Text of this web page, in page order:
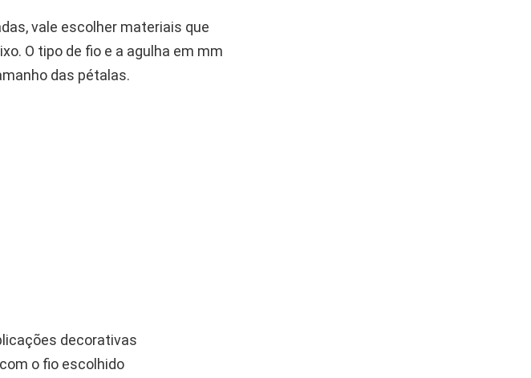
vale escolher materiais que
O tipo de fio e a agulha em mm
das pétalas.
decorativas
o fio escolhido